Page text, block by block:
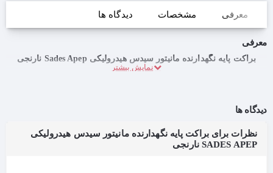
معرفی مشخصات دیدگاه ها
معرفی
براکت پایه نگهدارنده مانیتور سیدس هیدرولیکی Sades Apep نارنجی
دیدگاه ها
نظرات برای براکت پایه نگهدارنده مانیتور سیدس هیدرولیکی
SADES APEP نارنجی